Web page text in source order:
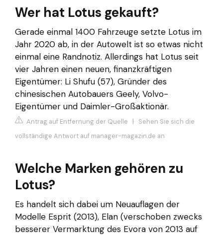
Wer hat Lotus gekauft?
Gerade einmal 1400 Fahrzeuge setzte Lotus im
Jahr 2020 ab, in der Autowelt ist so etwas nicht
einmal eine Randnotiz. Allerdings hat Lotus seit
vier Jahren einen neuen, finanzkräftigen
Eigentümer: Li Shufu (57), Gründer des
chinesischen Autobauers Geely, Volvo-
Eigentümer und Daimler-Großaktionär.
Antrag auf Entfernung der Quelle | Sehen Sie sich die
vollständige Antwort auf manager-magazin.de an
Welche Marken gehören zu
Lotus?
Es handelt sich dabei um Neuauflagen der
Modelle Esprit (2013), Elan (verschoben zwecks
besserer Vermarktung des Evora von 2013 auf